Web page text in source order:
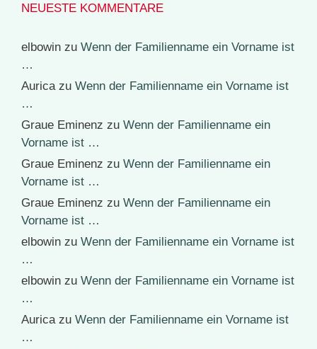
NEUESTE KOMMENTARE
elbowin zu Wenn der Familienname ein Vorname ist
…
Aurica zu Wenn der Familienname ein Vorname ist
…
Graue Eminenz zu Wenn der Familienname ein
Vorname ist …
Graue Eminenz zu Wenn der Familienname ein
Vorname ist …
Graue Eminenz zu Wenn der Familienname ein
Vorname ist …
elbowin zu Wenn der Familienname ein Vorname ist
…
elbowin zu Wenn der Familienname ein Vorname ist
…
Aurica zu Wenn der Familienname ein Vorname ist
…